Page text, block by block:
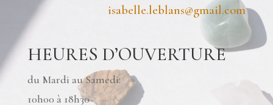
isabelle.leblans@gmail.com
HEURES D’OUVERTURE
du Mardi au Samedi:
10h00 à 18h30